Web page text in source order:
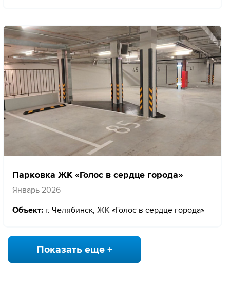
Парковка ЖК «Голос в сердце города»
Январь 2026
Объект: г. Челябинск, ЖК «Голос в сердце города»
Показать еще +